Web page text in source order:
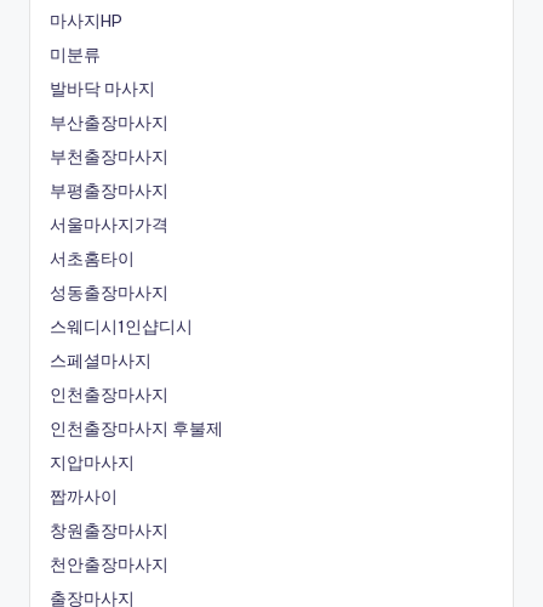
마사지HP
미분류
발바닥 마사지
부산출장마사지
부천출장마사지
부평출장마사지
서울마사지가격
서초홈타이
성동출장마사지
스웨디시1인샵디시
스페셜마사지
인천출장마사지
인천출장마사지 후불제
지압마사지
짭까사이
창원출장마사지
천안출장마사지
출장마사지